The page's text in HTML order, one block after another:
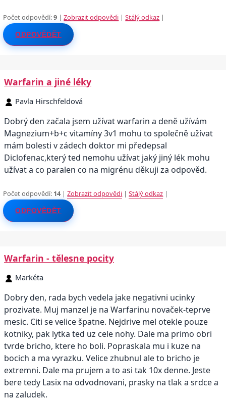
Počet odpovědí:9 |Zobrazit odpovědi |Stálý odkaz |
ODPOVĚDĚT
Warfarin a jiné léky
Pavla Hirschfeldová
Dobrý den začala jsem užívat warfarin a deně užívám
Magnezium+b+c vitamíny 3v1 mohu to společně užívat
mám bolesti v zádech doktor mi předepsal
Diclofenac,který ted nemohu užívat jaký jiný lék mohu
užívat a co paralen co na migrénu děkuji za odpověd.
Počet odpovědí: 14 |Zobrazit odpovědi |Stálý odkaz |
ODPOVĚDĚT
Warfarin - tělesne pocity
Markéta
Dobry den, rada bych vedela jake negativni ucinky
prozivate. Muj manzel je na Warfarinu novaček-teprve
mesic. Citi se velice špatne. Nejdrive mel otekle pouze
kotniky, pak lytka ted uz cele nohy. Dale ma primo obri
tvrde bricho, ktere ho boli. Popraskala mu i kuze na
bocich a ma vyrazku. Velice zhubnul ale to bricho je
extremni. Dale ma prujem a to asi tak 10x denne. Jeste
bere tedy Lasix na odvodnovani, prasky na tlak a srdce a
na zaludek.